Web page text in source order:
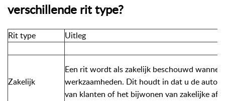
verschillende rit type?
Rit type Uitleg
Zakelijk
Een rit wordt als zakelijk beschouwd
werkzaamheden. Dit houdt in dat u de auto
van klanten of het bijwonen van zakelijke